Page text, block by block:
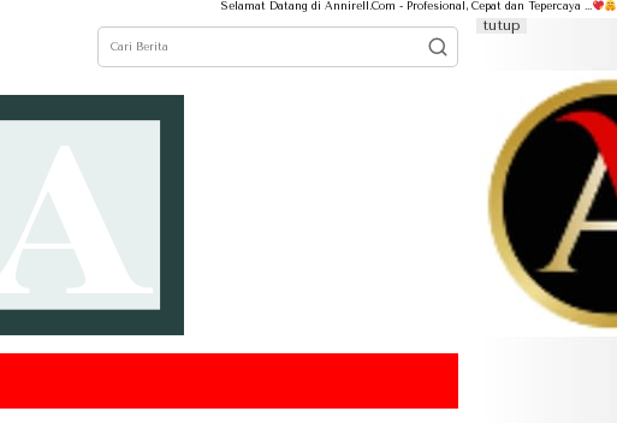
Selamat Datang di Annirell.Com - Profesional, Cepat dan Tepercaya ...
tutup